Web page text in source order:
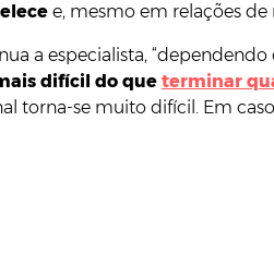
e, mesmo em relações
a especialista,
difícil do que terminar
torna-se muito difícil. Em